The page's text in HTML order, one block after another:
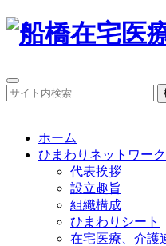
ホーム
ひまわりネットワー
代表挨拶
設立趣旨
組織構成
ひまわりシート
在宅医療、介護